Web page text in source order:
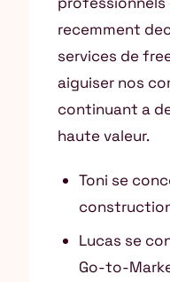
recemment
services de
aiguiser nos
continuant a
haute valeur.
Toni se
Lucas se
Go-to-